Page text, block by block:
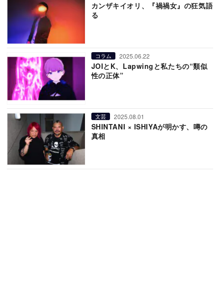
カンザキイオリ、『禍禍女』の狂気語
る
コラム 2025.06.22
JOIとK、Lapwingと私たちの“類似
性の正体”
文芸 2025.08.01
SHINTANI × ISHIYAが明かす、噂の
真相